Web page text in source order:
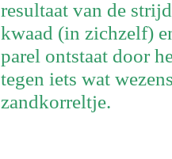
resultaat van de
kwaad (in zichzelf)
parel ontstaat door
tegen iets wat
zandkorreltje.